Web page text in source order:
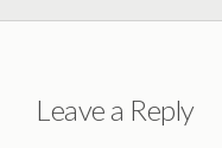
Leave a Reply